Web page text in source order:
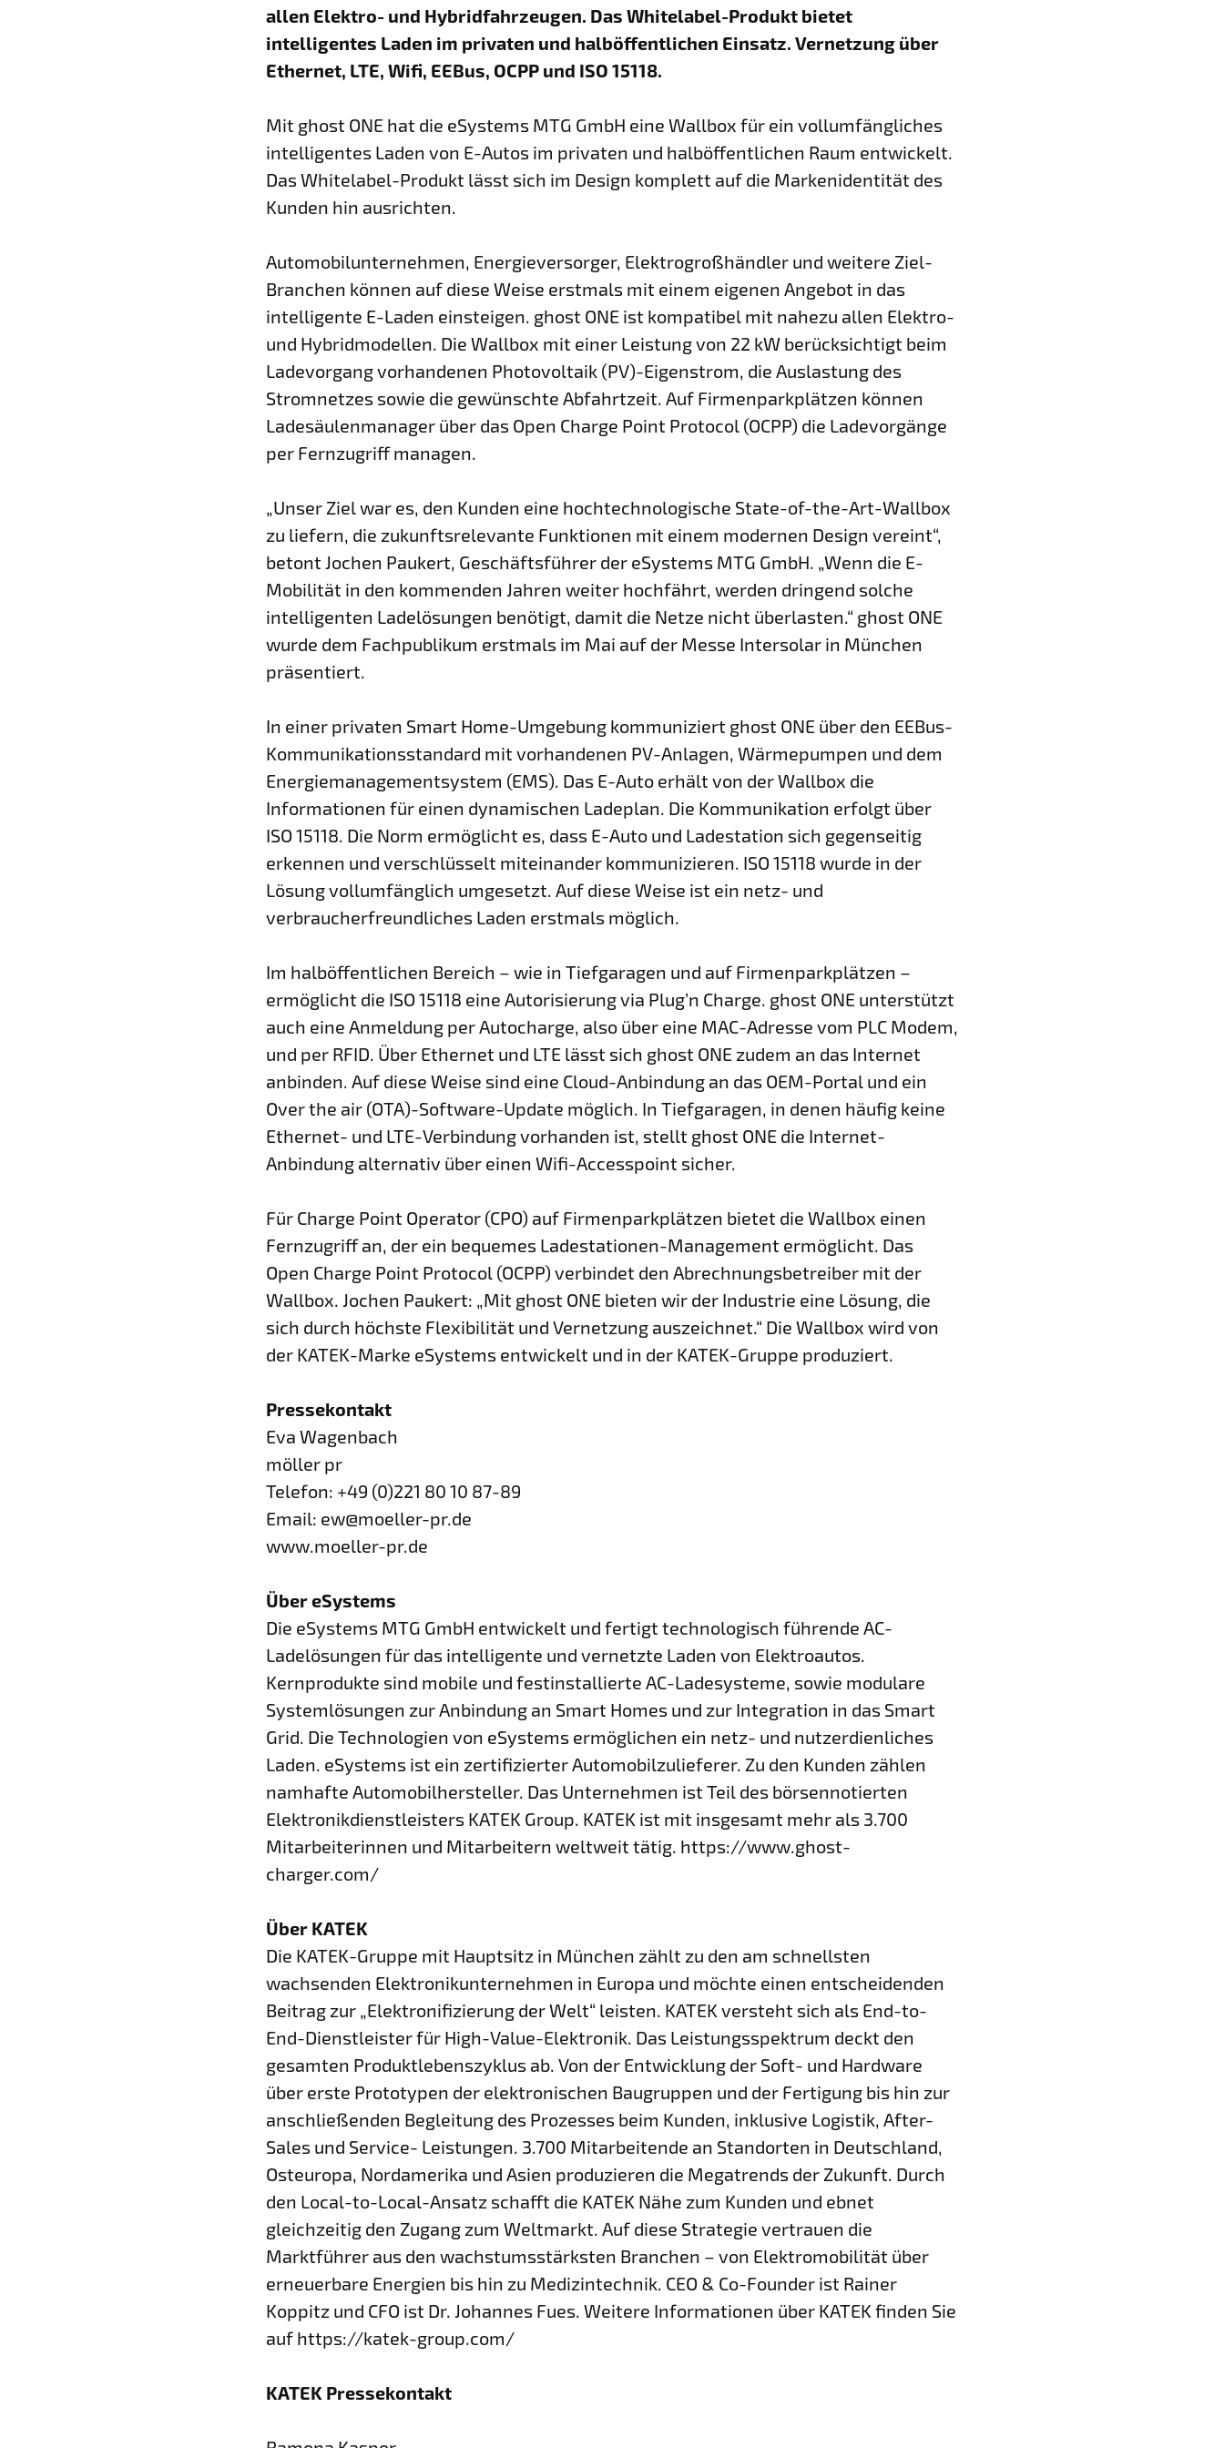
allen Elektro- und Hybridfahrzeugen. Das Whitelabel-Produkt bietet
intelligentes Laden im privaten und halb­öffentlichen Einsatz. Vernetzung über
Ethernet, LTE, Wifi, EEBus, OCPP und ISO 15118.
Mit ghost ONE hat die eSystems MTG GmbH eine Wallbox für ein vollumfängliches
intelligentes Laden von E-Autos im privaten und halböffentlichen Raum entwickelt.
Das Whitelabel-Produkt lässt sich im Design komplett auf die Markenidentität des
Kunden hin ausrichten.
Automobilunternehmen, Energieversorger, Elektrogroßhändler und weitere Ziel-
Branchen können auf diese Weise erstmals mit einem eigenen Angebot in das
intelligente E-Laden einsteigen. ghost ONE ist kompatibel mit nahezu allen Elektro-
und Hybridmodellen. Die Wallbox mit einer Leistung von 22 kW berücksichtigt beim
Ladevorgang vorhandenen Photovoltaik (PV)-Eigenstrom, die Auslastung des
Stromnetzes sowie die gewünschte Abfahrtzeit. Auf Firmenparkplätzen können
Ladesäulenmanager über das Open Charge Point Protocol (OCPP) die Ladevorgänge
per Fernzugriff managen.
„Unser Ziel war es, den Kunden eine hochtechnologische State-of-the-Art-Wallbox
zu liefern, die zukunftsrelevante Funktionen mit einem modernen Design vereint“,
betont Jochen Paukert, Geschäftsführer der eSystems MTG GmbH. „Wenn die E-
Mobilität in den kommenden Jahren weiter hochfährt, werden dringend solche
intelligenten Ladelösungen benötigt, damit die Netze nicht überlasten.“ ghost ONE
wurde dem Fachpublikum erstmals im Mai auf der Messe Intersolar in München
präsentiert.
In einer privaten Smart Home-Umgebung kommuniziert ghost ONE über den EEBus-
Kommunikationsstandard mit vorhandenen PV-Anlagen, Wärmepumpen und dem
Energiemanagementsystem (EMS). Das E-Auto erhält von der Wallbox die
Informationen für einen dynamischen Ladeplan. Die Kommunikation erfolgt über
ISO 15118. Die Norm ermöglicht es, dass E-Auto und Ladestation sich gegenseitig
erkennen und verschlüsselt miteinander kommunizieren. ISO 15118 wurde in der
Lösung vollumfänglich umgesetzt. Auf diese Weise ist ein netz- und
verbraucherfreundliches Laden erstmals möglich.
Im halböffentlichen Bereich – wie in Tiefgaragen und auf Firmenparkplätzen –
ermöglicht die ISO 15118 eine Autorisierung via Plug’n Charge. ghost ONE unterstützt
auch eine Anmeldung per Autocharge, also über eine MAC-Adresse vom PLC Modem,
und per RFID. Über Ethernet und LTE lässt sich ghost ONE zudem an das Internet
anbinden. Auf diese Weise sind eine Cloud-Anbindung an das OEM-Portal und ein
Over the air (OTA)-Software-Update möglich. In Tiefgaragen, in denen häufig keine
Ethernet- und LTE-Verbindung vorhanden ist, stellt ghost ONE die Internet-
Anbindung alternativ über einen Wifi-Accesspoint sicher.
Für Charge Point Operator (CPO) auf Firmenparkplätzen bietet die Wallbox einen
Fernzugriff an, der ein bequemes Ladestationen-Management ermöglicht. Das
Open Charge Point Protocol (OCPP) verbindet den Abrechnungsbetreiber mit der
Wallbox. Jochen Paukert: „Mit ghost ONE bieten wir der Industrie eine Lösung, die
sich durch höchste Flexibilität und Vernetzung auszeichnet.“ Die Wallbox wird von
der KATEK-Marke eSystems entwickelt und in der KATEK-Gruppe produziert.
Pressekontakt
Eva Wagenbach
möller pr
Telefon: +49 (0)221 80 10 87-89
Email: ew@moeller-pr.de
www.moeller-pr.de
Über eSystems
Die eSystems MTG GmbH entwickelt und fertigt technologisch führende AC-
Ladelösungen für das intelligente und vernetzte Laden von Elektroautos.
Kernprodukte sind mobile und festinstallierte AC-Ladesysteme, sowie modulare
Systemlösungen zur Anbindung an Smart Homes und zur Integration in das Smart
Grid. Die Technologien von eSystems ermöglichen ein netz- und nutzerdienliches
Laden. eSystems ist ein zertifizierter Automobilzulieferer. Zu den Kunden zählen
namhafte Automobilhersteller. Das Unternehmen ist Teil des börsennotierten
Elektronikdienstleisters KATEK Group. KATEK ist mit insgesamt mehr als 3.700
Mitarbeiterinnen und Mitarbeitern weltweit tätig. https://www.ghost-
charger.com/
Über KATEK
Die KATEK-Gruppe mit Hauptsitz in München zählt zu den am schnellsten
wachsenden Elektronikunternehmen in Europa und möchte einen entscheidenden
Beitrag zur „Elektronifizierung der Welt“ leisten. KATEK versteht sich als End-to-
End-Dienstleister für High-Value-Elektronik. Das Leistungsspektrum deckt den
gesamten Produktlebenszyklus ab. Von der Entwicklung der Soft- und Hardware
über erste Prototypen der elektronischen Baugruppen und der Fertigung bis hin zur
anschließenden Begleitung des Prozesses beim Kunden, inklusive Logistik, After-
Sales und Service- Leistungen. 3.700 Mitarbeitende an Standorten in Deutschland,
Osteuropa, Nordamerika und Asien produzieren die Megatrends der Zukunft. Durch
den Local-to-Local-Ansatz schafft die KATEK Nähe zum Kunden und ebnet
gleichzeitig den Zugang zum Weltmarkt. Auf diese Strategie vertrauen die
Marktführer aus den wachstumsstärksten Branchen – von Elektromobilität über
erneuerbare Energien bis hin zu Medizintechnik. CEO & Co-Founder ist Rainer
Koppitz und CFO ist Dr. Johannes Fues. Weitere Informationen über KATEK finden Sie
auf https://katek-group.com/
KATEK Pressekontakt